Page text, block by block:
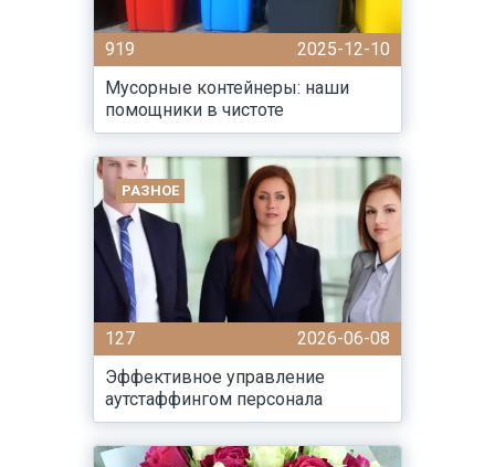
919
2025-12-10
Мусорные контейнеры: наши
помощники в чистоте
РАЗНОЕ
127
2026-06-08
Эффективное управление
аутстаффингом персонала